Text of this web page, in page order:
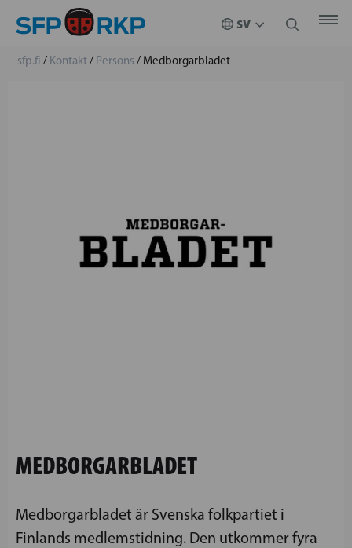
sfp.fi / Kontakt/ Persons / Medborgarbladet
MEDBORGARBLADET
Medborgarbladet är Svenska folkpartiet i
Finlands medlemstidning. Den utkommer fyra